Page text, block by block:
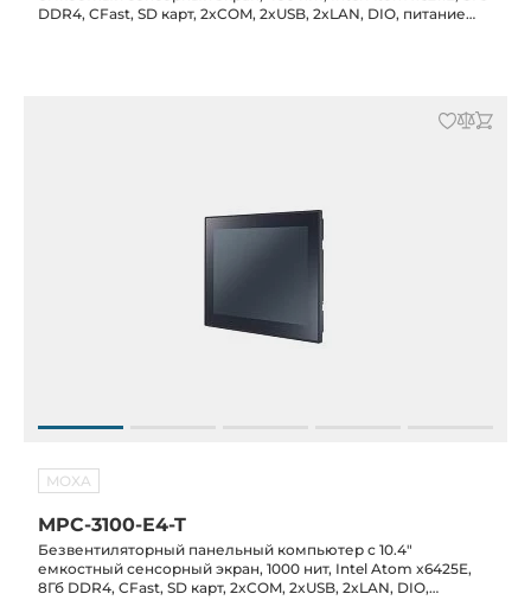
DDR4, CFast, SD карт, 2xCOM, 2xUSB, 2xLAN, DIO, питание
MOXA
MPC-3100-E4-T
Безвентиляторный панельный компьютер с 10.4"
емкостный сенсорный экран, 1000 нит, Intel Atom x6425E,
8Гб DDR4, CFast, SD карт, 2xCOM, 2xUSB, 2xLAN, DIO,